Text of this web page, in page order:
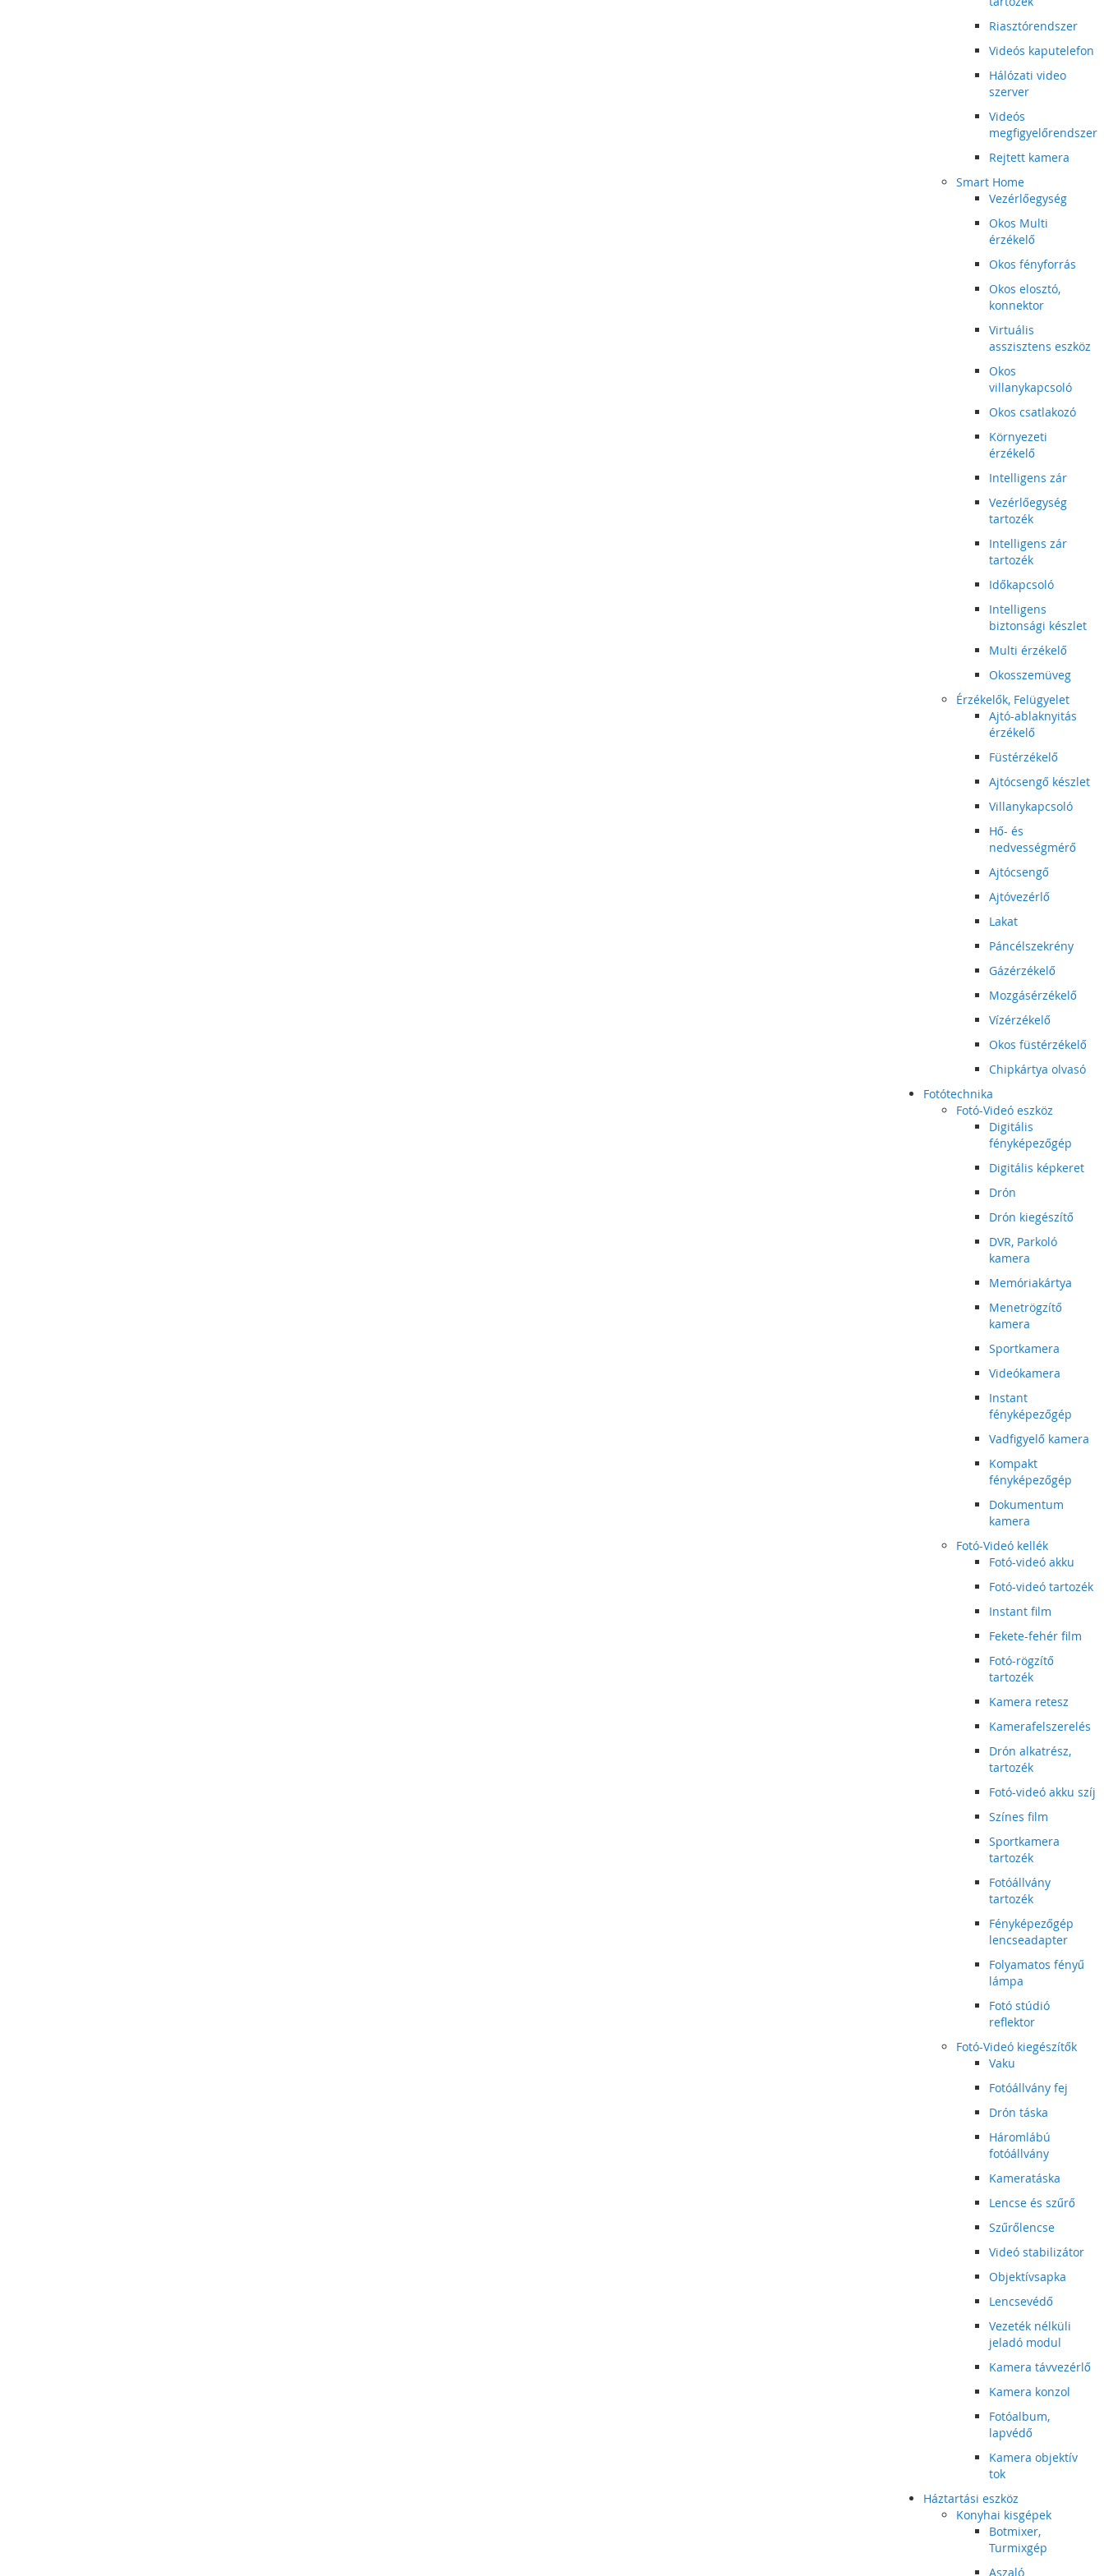
Riasztórendszer
Videós kaputelefon
Hálózati video
szerver
Videós
megfigyelőrendszer
Rejtett kamera
Smart Home
Vezérlőegység
Okos Multi
érzékelő
Okos fényforrás
Okos elosztó,
konnektor
Virtuális
asszisztens eszköz
Okos
villanykapcsoló
Okos csatlakozó
Környezeti
érzékelő
Intelligens zár
Vezérlőegység
tartozék
Intelligens zár
tartozék
Időkapcsoló
Intelligens
biztonsági készlet
Multi érzékelő
Okosszemüveg
Érzékelők, Felügyelet
Ajtó-ablaknyitás
érzékelő
Füstérzékelő
Ajtócsengő készlet
Villanykapcsoló
Hő- és
nedvességmérő
Ajtócsengő
Ajtóvezérlő
Lakat
Páncélszekrény
Gázérzékelő
Mozgásérzékelő
Vízérzékelő
Okos füstérzékelő
Chipkártya olvasó
Fotótechnika
Fotó-Videó eszköz
Digitális
fényképezőgép
Digitális képkeret
Drón
Drón kiegészítő
DVR, Parkoló
kamera
Memóriakártya
Menetrögzítő
kamera
Sportkamera
Videókamera
Instant
fényképezőgép
Vadfigyelő kamera
Kompakt
fényképezőgép
Dokumentum
kamera
Fotó-Videó kellék
Fotó-videó akku
Fotó-videó tartozék
Instant film
Fekete-fehér film
Fotó-rögzítő
tartozék
Kamera retesz
Kamerafelszerelés
Drón alkatrész,
tartozék
Fotó-videó akku szíj
Színes film
Sportkamera
tartozék
Fotóállvány
tartozék
Fényképezőgép
lencseadapter
Folyamatos fényű
lámpa
Fotó stúdió
reflektor
Fotó-Videó kiegészítők
Vaku
Fotóállvány fej
Drón táska
Háromlábú
fotóállvány
Kameratáska
Lencse és szűrő
Szűrőlencse
Videó stabilizátor
Objektívsapka
Lencsevédő
Vezeték nélküli
jeladó modul
Kamera távvezérlő
Kamera konzol
Fotóalbum,
lapvédő
Kamera objektív
tok
Háztartási eszköz
Konyhai kisgépek
Botmixer,
Turmixgép
Aszaló